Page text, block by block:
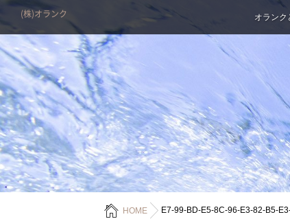
(株)オランク オランク
HOME E7-99-BD-E5-8C-96-E3-82-B5-